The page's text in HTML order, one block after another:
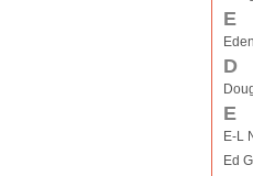
E
D
E
E-L
Ed